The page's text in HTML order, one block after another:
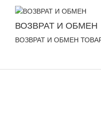
ВОЗВРАТ И ОБМЕН
ВОЗВРАТ И ОБМЕН